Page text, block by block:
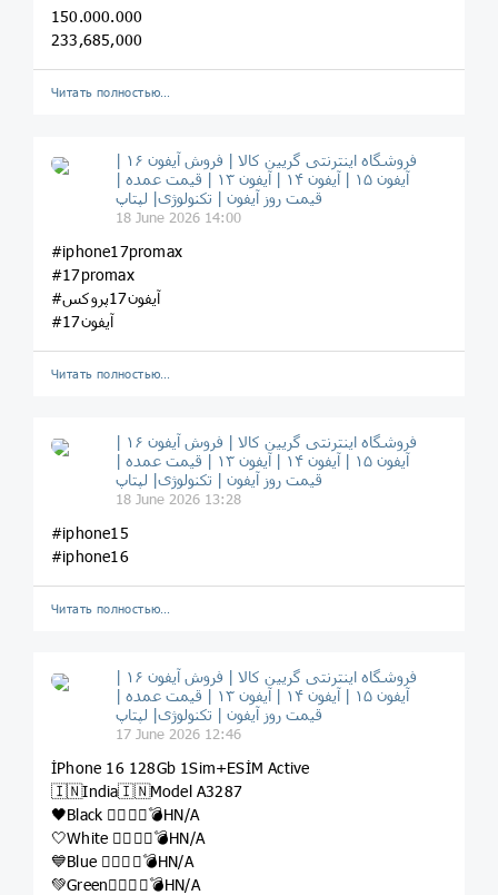
150.000.000
233,685,000
Читать полностью…
فروشگاه اینترنتی گریین کالا | فروش آیفون ۱۶ |
آیفون ۱۵ | آیفون ۱۴ | آیفون ۱۳ | قیمت عمده |
قیمت روز آیفون | تکنولوژی| لپتاپ
18 June 2026 14:00
#iphone17promax
#17promax
#آیفون17پروکس
#آیفون17
Читать полностью…
فروشگاه اینترنتی گریین کالا | فروش آیفون ۱۶ |
آیفون ۱۵ | آیفون ۱۴ | آیفون ۱۳ | قیمت عمده |
قیمت روز آیفون | تکنولوژی| لپتاپ
18 June 2026 13:28
#iphone15
#iphone16
Читать полностью…
فروشگاه اینترنتی گریین کالا | فروش آیفون ۱۶ |
آیفون ۱۵ | آیفون ۱۴ | آیفون ۱۳ | قیمت عمده |
قیمت روز آیفون | تکنولوژی| لپتاپ
17 June 2026 12:46
İPhone 16 128Gb 1Sim+ESİM Active
🇮🇳India🇮🇳Model A3287
🖤Black 👉🏽🔥🧨💣HN/A
🤍White 👉🏽🔥🧨💣HN/A
💙Blue 👉🏽🔥🧨💣HN/A
💚Green👉🏽🔥🧨💣HN/A